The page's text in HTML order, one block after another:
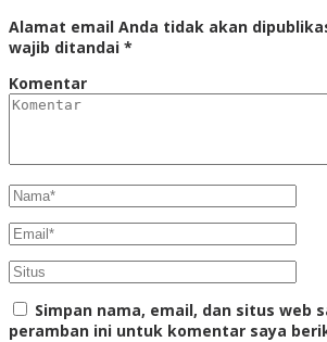
Alamat email Anda tidak akan
wajib ditandai *
Komentar
Simpan nama, email, dan situs web
peramban ini untuk komentar saya